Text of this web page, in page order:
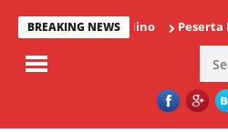
BREAKING NEWS Peserta